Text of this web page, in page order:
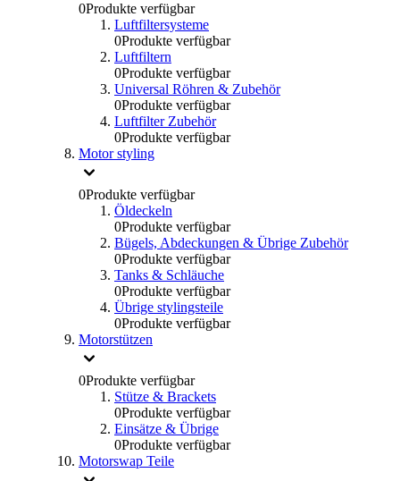
0Produkte verfügbar
Luftfiltersysteme
0Produkte verfügbar
Luftfiltern
0Produkte verfügbar
Universal Röhren & Zubehör
0Produkte verfügbar
Luftfilter Zubehör
0Produkte verfügbar
Motor styling
0Produkte verfügbar
Öldeckeln
0Produkte verfügbar
Bügels, Abdeckungen & Übrige Zubehör
0Produkte verfügbar
Tanks & Schläuche
0Produkte verfügbar
Übrige stylingsteile
0Produkte verfügbar
Motorstützen
0Produkte verfügbar
Stütze & Brackets
0Produkte verfügbar
Einsätze & Übrige
0Produkte verfügbar
Motorswap Teile